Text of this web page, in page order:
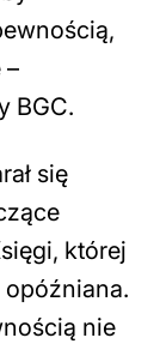
–
BGC.
się
której
nie